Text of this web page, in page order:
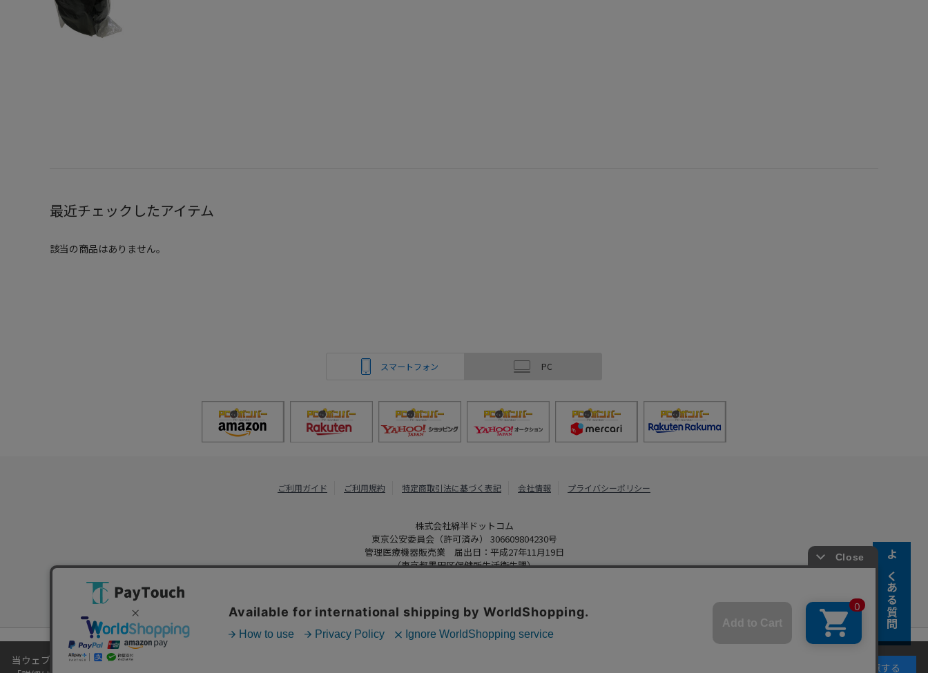
よくある質問
最近チェックしたアイテム
該当の商品はありません。
スマートフォン PC
ご利用ガイド ご利用規約 特定商取引法に基づく表記 会社情報 プライバシーポリシー
株式会社綿半ドットコム
東京公安委員会（許可済み） 306609804230号
管理医療機器販売業 届出日：平成27年11月19日
（東京都墨田区保健所生活衛生課）
Copyright 2022Watahan.com Co., Ltd. Powered by Watahan Partners Co., Ltd.
当ウェブサイトでは、お客様により良いサービスをご提供するため、クッキーを利用しています。サイト利用を継続することにより、クッキーの使用に同意するものとします。詳細については
同意する